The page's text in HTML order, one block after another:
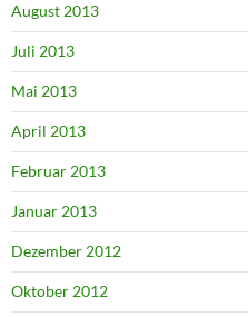
August 2013
Juli 2013
Mai 2013
April 2013
Februar 2013
Januar 2013
Dezember 2012
Oktober 2012